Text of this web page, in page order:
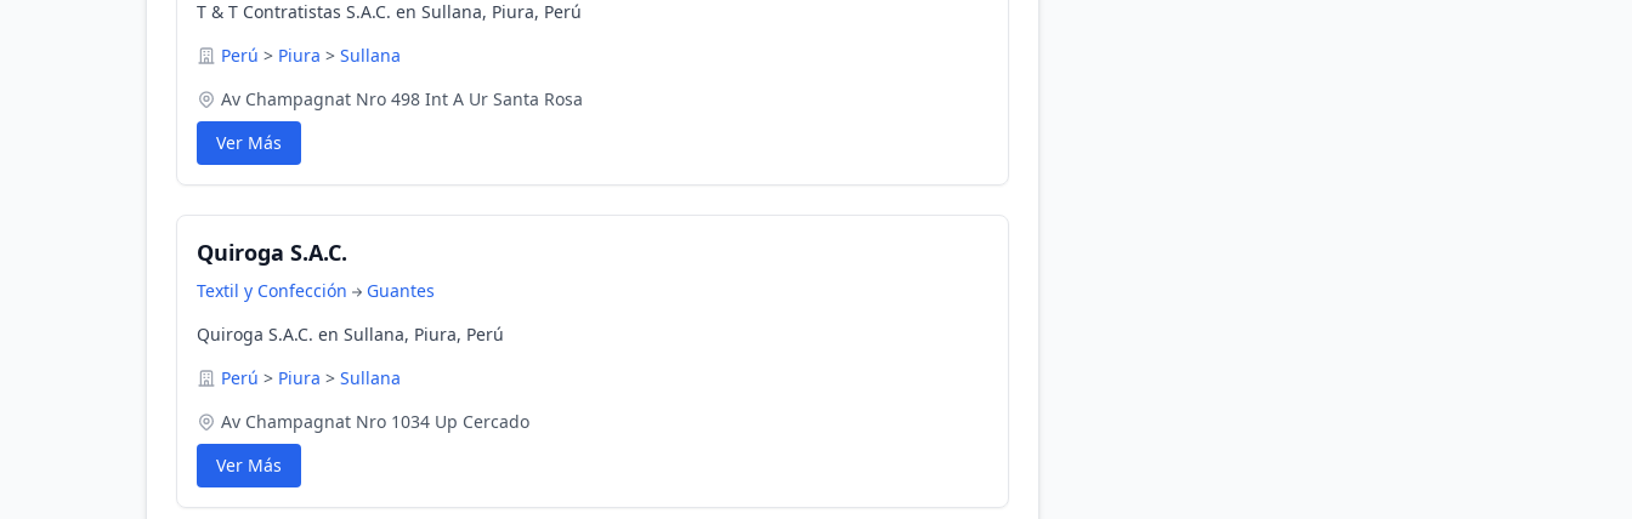
T & T Contratistas S.A.C. en Sullana, Piura, Perú
Perú > Piura > Sullana
Av Champagnat Nro 498 Int A Ur Santa Rosa
Ver Más
Quiroga S.A.C.
Textil y Confección
Guantes
Quiroga S.A.C. en Sullana, Piura, Perú
Perú > Piura > Sullana
Av Champagnat Nro 1034 Up Cercado
Ver Más